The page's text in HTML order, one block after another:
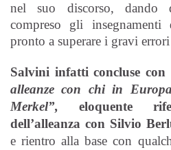
nel suo discorso, dando
compreso gli
pronto a superare i gravi errori
Salvini infatti concluse con
alleanze con chi in
Merkel”, eloquente
dell’alleanza con Silvio
e rientro alla base con